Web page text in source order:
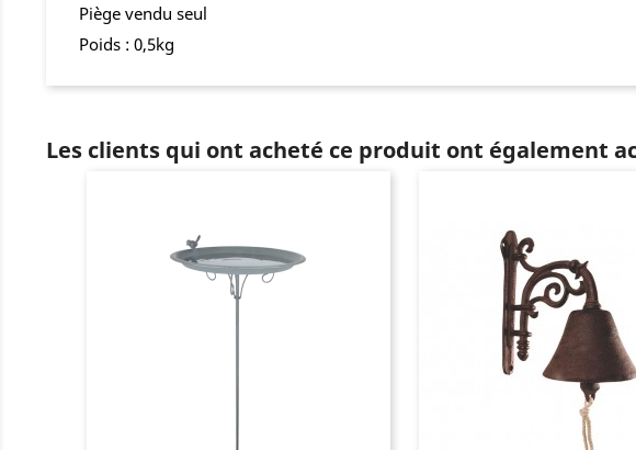
Piège vendu seul
Poids : 0,5kg
Les clients qui ont acheté ce produit ont également